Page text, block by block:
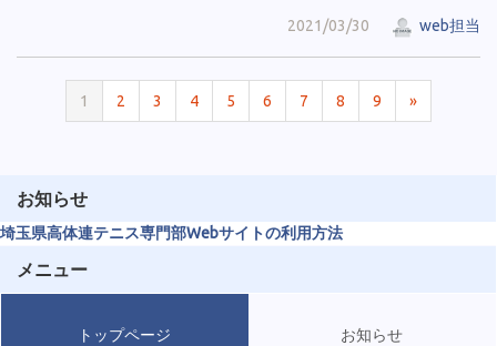
2021/03/30 web担当
1 2 3 4 5 6 7 8 9 »
お知らせ
埼玉県高体連テニス専門部Webサイトの利用方法
メニュー
トップページ お知らせ